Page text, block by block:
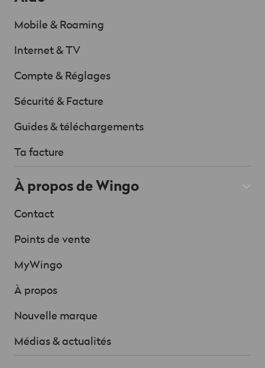
Mobile & Roaming
Internet & TV
Compte & Réglages
Sécurité & Facture
Guides & téléchargements
Ta facture
À propos de Wingo
Contact
Points de vente
MyWingo
À propos
Nouvelle marque
Médias & actualités